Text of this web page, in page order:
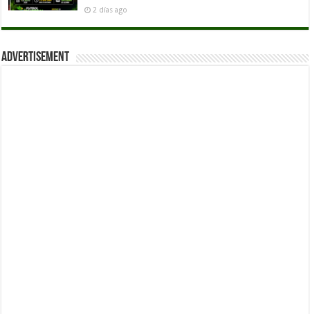
2 días ago
Advertisement